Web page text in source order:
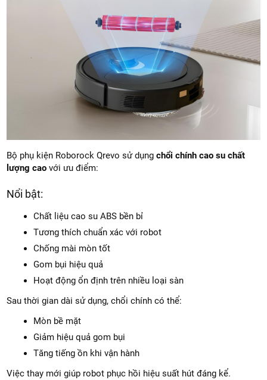
Bộ phụ kiện Roborock Qrevo sử dụngchổi chính cao su chất
lượng cao với ưu điểm:
Nổi bật:
Chất liệu cao su ABS bền bỉ
Tương thích chuẩn xác với robot
Chống mài mòn tốt
Gom bụi hiệu quả
Hoạt động ổn định trên nhiều loại sàn
Sau thời gian dài sử dụng, chổi chính có thể:
Mòn bề mặt
Giảm hiệu quả gom bụi
Tăng tiếng ồn khi vận hành
Việc thay mới giúp robot phục hồi hiệu suất hút đáng kể.